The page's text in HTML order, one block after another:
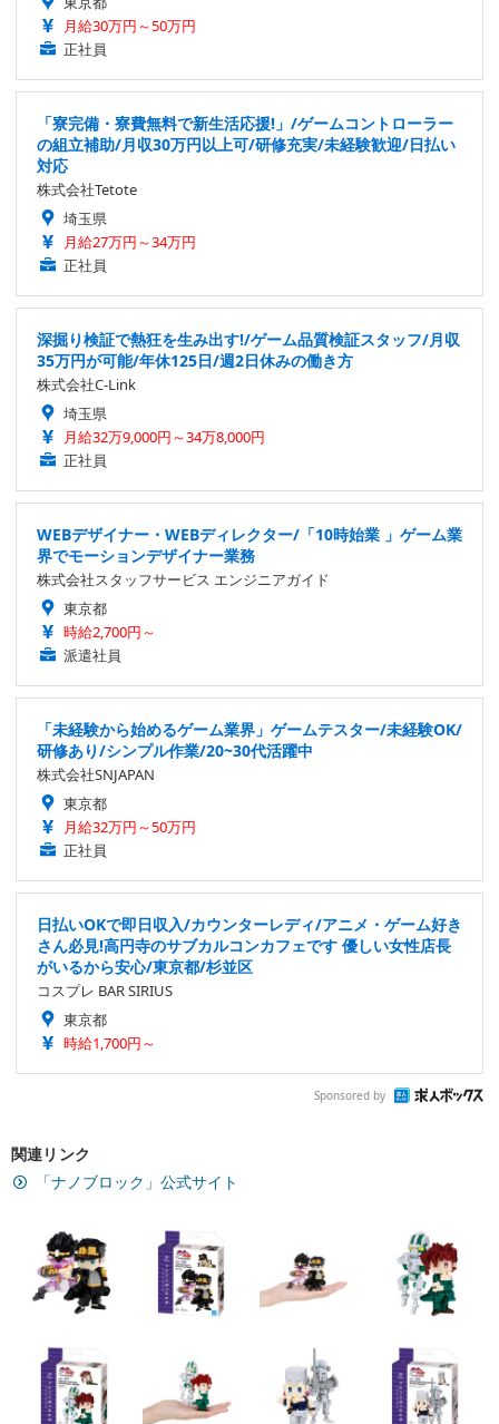
月給30万円～50万円
正社員
「寮完備・寮費無料で新生活応援!」/ゲームコントローラー
の組立補助/月収30万円以上可/研修充実/未経験歓迎/日払い
対応
株式会社Tetote
埼玉県
月給27万円～34万円
正社員
深掘り検証で熱狂を生み出す!/ゲーム品質検証スタッフ/月収
35万円が可能/年休125日/週2日休みの働き方
株式会社C-Link
埼玉県
月給32万9,000円～34万8,000円
正社員
WEBデザイナー・WEBディレクター/「10時始業 」ゲーム業
界でモーションデザイナー業務
株式会社スタッフサービス エンジニアガイド
東京都
時給2,700円～
派遣社員
「未経験から始めるゲーム業界」ゲームテスター/未経験OK/
研修あり/シンプル作業/20~30代活躍中
株式会社SNJAPAN
東京都
月給32万円～50万円
正社員
日払いOKで即日収入/カウンターレディ/アニメ・ゲーム好き
さん必見!高円寺のサブカルコンカフェです 優しい女性店長
がいるから安心/東京都/杉並区
コスプレ BAR SIRIUS
東京都
時給1,700円～
Sponsored by
関連リンク
「ナノブロック」公式サイト